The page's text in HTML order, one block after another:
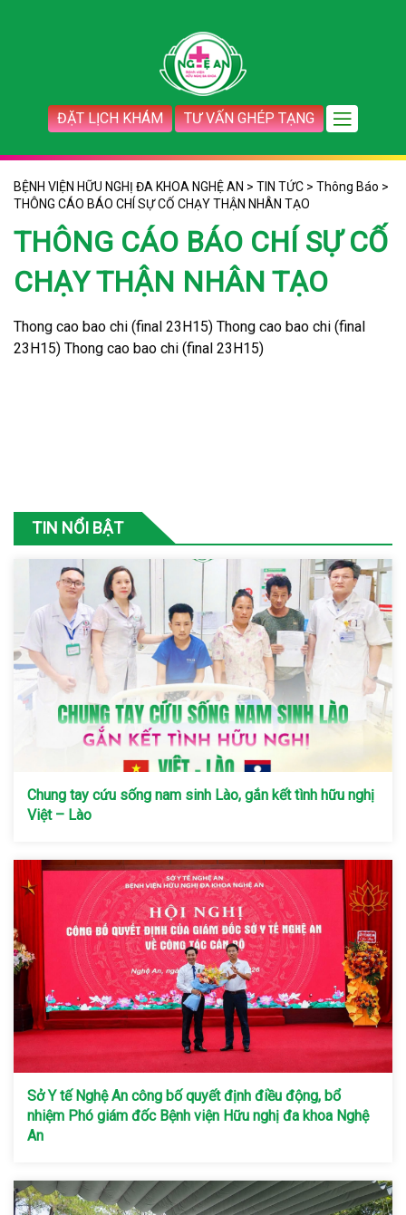
ĐẶT LỊCH KHÁM TƯ VẤN GHÉP TẠNG
BỆNH VIỆN HỮU NGHỊ ĐA KHOA NGHỆ AN > TIN TỨC > Thông Báo >
THÔNG CÁO BÁO CHÍ SỰ CỐ CHẠY THẬN NHÂN TẠO
THÔNG CÁO BÁO CHÍ SỰ CỐ
CHẠY THẬN NHÂN TẠO
Thong cao bao chi (final 23H15) Thong cao bao chi (final
23H15) Thong cao bao chi (final 23H15)
TIN NỔI BẬT
Chung tay cứu sống nam sinh Lào, gắn kết tình hữu nghị
Việt – Lào
Sở Y tế Nghệ An công bố quyết định điều động, bổ
nhiệm Phó giám đốc Bệnh viện Hữu nghị đa khoa Nghệ
An